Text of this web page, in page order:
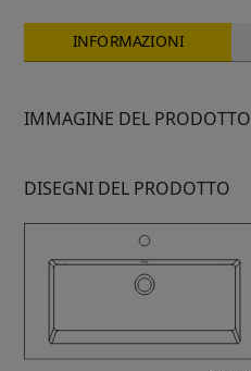
INFORMAZIONI
IMMAGINE DEL PRODOTTO
DISEGNI DEL PRODOTTO